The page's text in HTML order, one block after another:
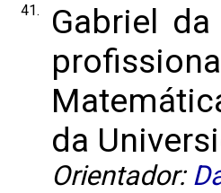
41.
Gabriel
da
Orientador: